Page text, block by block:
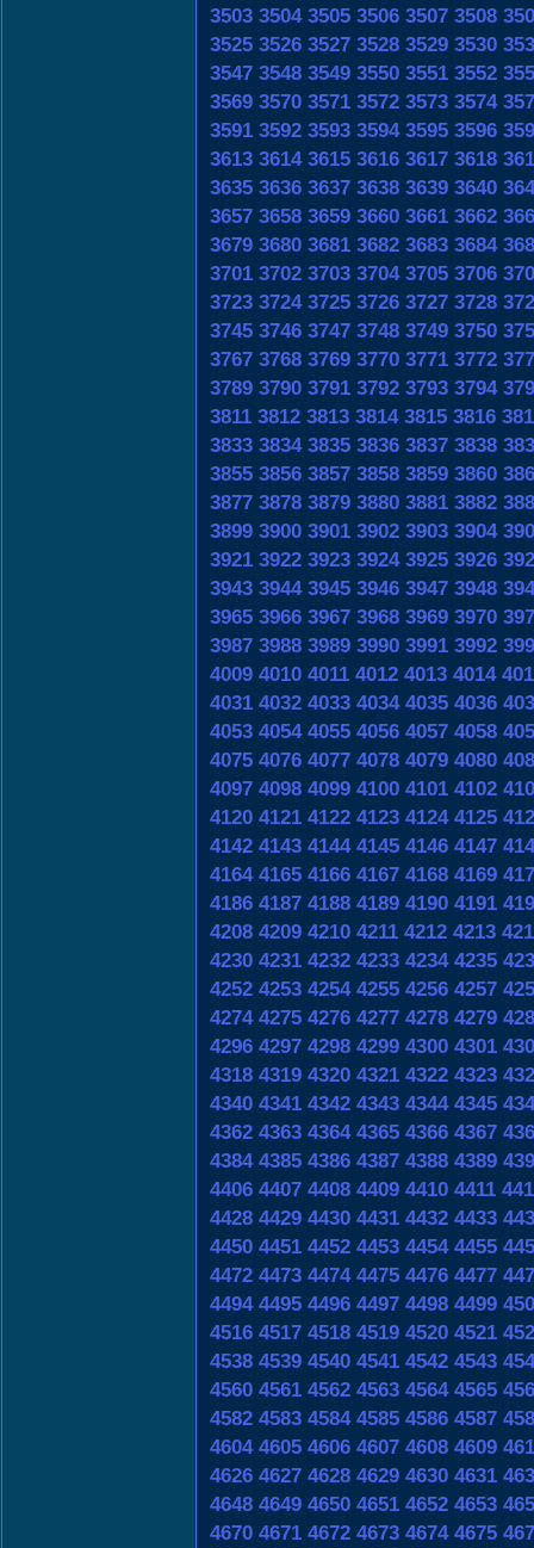
3503 3504 3505 3506 3507 3508
3525 3526 3527 3528 3529 3530
3547 3548 3549 3550 3551 3552
3569 3570 3571 3572 3573 3574
3591 3592 3593 3594 3595 3596
3613 3614 3615 3616 3617 3618
3635 3636 3637 3638 3639 3640
3657 3658 3659 3660 3661 3662
3679 3680 3681 3682 3683 3684
3701 3702 3703 3704 3705 3706
3723 3724 3725 3726 3727 3728
3745 3746 3747 3748 3749 3750
3767 3768 3769 3770 3771 3772
3789 3790 3791 3792 3793 3794
3811 3812 3813 3814 3815 3816
3833 3834 3835 3836 3837 3838
3855 3856 3857 3858 3859 3860
3877 3878 3879 3880 3881 3882
3899 3900 3901 3902 3903 3904
3921 3922 3923 3924 3925 3926
3943 3944 3945 3946 3947 3948
3965 3966 3967 3968 3969 3970
3987 3988 3989 3990 3991 3992
4009 4010 4011 4012 4013 4014
4031 4032 4033 4034 4035 4036
4053 4054 4055 4056 4057 4058
4075 4076 4077 4078 4079 4080
4097 4098 4099 4100 4101 4102
4120 4121 4122 4123 4124 4125
4142 4143 4144 4145 4146 4147
4164 4165 4166 4167 4168 4169
4186 4187 4188 4189 4190 4191
4208 4209 4210 4211 4212 4213
4230 4231 4232 4233 4234 4235
4252 4253 4254 4255 4256 4257
4274 4275 4276 4277 4278 4279
4296 4297 4298 4299 4300 4301
4318 4319 4320 4321 4322 4323
4340 4341 4342 4343 4344 4345
4362 4363 4364 4365 4366 4367
4384 4385 4386 4387 4388 4389
4406 4407 4408 4409 4410 4411
4428 4429 4430 4431 4432 4433
4450 4451 4452 4453 4454 4455
4472 4473 4474 4475 4476 4477
4494 4495 4496 4497 4498 4499
4516 4517 4518 4519 4520 4521
4538 4539 4540 4541 4542 4543
4560 4561 4562 4563 4564 4565
4582 4583 4584 4585 4586 4587
4604 4605 4606 4607 4608 4609
4626 4627 4628 4629 4630 4631
4648 4649 4650 4651 4652 4653
4670 4671 4672 4673 4674 4675